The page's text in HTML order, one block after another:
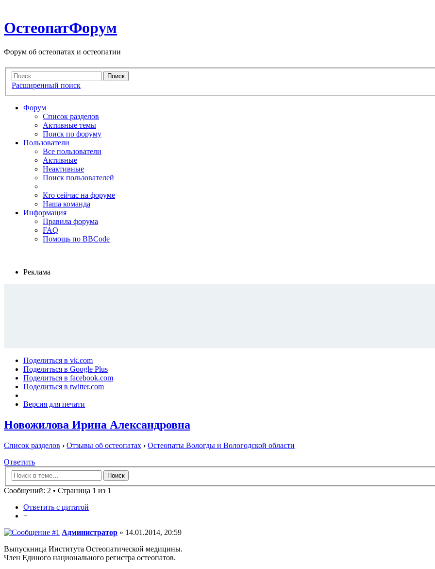
ОстеопатФорум
Форум об остеопатах и остеопатии
Расширенный поиск
Форум
Список разделов
Активные темы
Поиск по форуму
Пользователи
Все пользователи
Активные
Неактивные
Поиск пользователей
Кто сейчас на форуме
Наша команда
Информация
Правила форума
FAQ
Помощь по BBCode
Реклама
Поделиться в vk.com
Поделиться в Google Plus
Поделиться в facebook.com
Поделиться в twitter.com
Версия для печати
Новожилова Ирина Александровна
Список разделов › Отзывы об остеопатах › Остеопаты Вологды и Вологодской области
Ответить
Сообщений: 2 • Страница 1 из 1
Ответить с цитатой
−
Администратор » 14.01.2014, 20:59
Выпускница Института Остеопатической медицины.
Член Единого национального регистра остеопатов.